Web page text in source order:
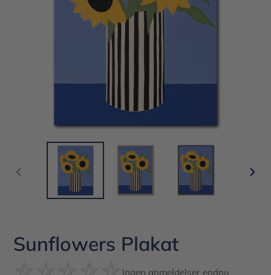
FORRIGE
BILLEDE
Sunflowers Plakat
Ingen anmeldelser endnu